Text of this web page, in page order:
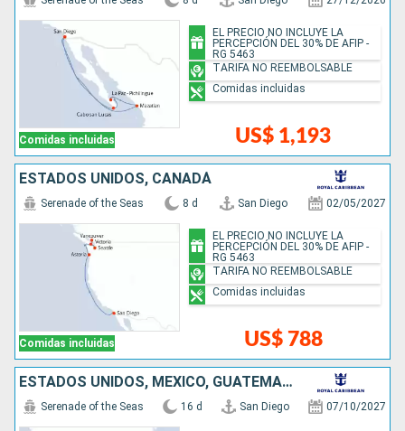
Comidas incluidas US$ 1,193
EL PRECIO NO INCLUYE LA
PERCEPCIÓN DEL 30% DE AFIP -
RG 5463
TARIFA NO REEMBOLSABLE
Comidas incluidas
ESTADOS UNIDOS, CANADÁ
Comidas incluidas
Serenade of the Seas 8 d San Diego 02/05/2027
US$ 788
EL PRECIO NO INCLUYE LA
PERCEPCIÓN DEL 30% DE AFIP -
RG 5463
TARIFA NO REEMBOLSABLE
Comidas incluidas
ESTADOS UNIDOS, MÉXICO, GUATEMALA, COSTA RICA, PANAMÁ, COLOMBIA, ISLAS CAIMÁN
Serenade of the Seas 16 d San Diego 07/10/2027